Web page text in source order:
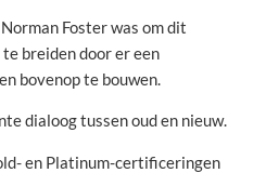
Foster was om dit
breiden door er een
bovenop te bouwen.
dialoog tussen oud en nieuw.
en Platinum-certificeringen